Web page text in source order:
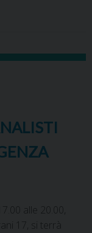
alle 20.00,
17, si terrà